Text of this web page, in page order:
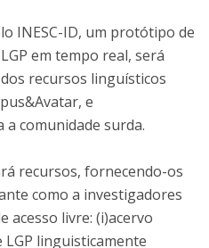
INESC-ID, um protótipo de
em tempo real, será
recursos linguísticos
e
comunidade surda.
recursos, fornecendo-os
como a investigadores
acesso livre: (i)acervo
LGP linguisticamente